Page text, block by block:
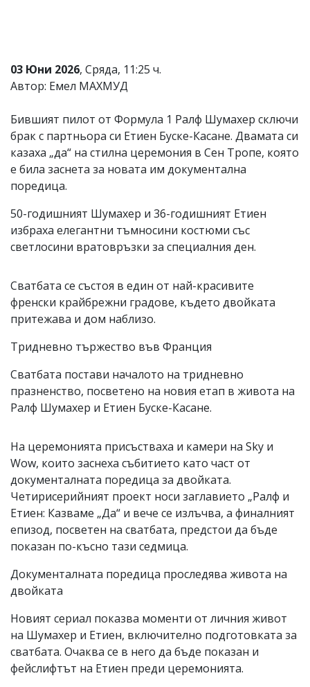
въвеждат
от
читателите
редакцията
не
носи
отговорност
за
тях!
Ако
обиден
за
коментар,
ни!
03 Юни 2026, Сряда, 11:25 ч.
Автор: Емел МАХМУД
Бившият пилот от Формула 1 Ралф Шумахер сключи
брак с партньора си Етиен Буске-Касане. Двамата си
казаха „да“ на стилна церемония в Сен Тропе, която
е била заснета за новата им документална
поредица.
50-годишният Шумахер и 36-годишният Етиен
избраха елегантни тъмносини костюми със
светлосини вратовръзки за специалния ден.
Сватбата се състоя в един от най-красивите
френски крайбрежни градове, където двойката
притежава и дом наблизо.
Тридневно тържество във Франция
Сватбата постави началото на тридневно
празненство, посветено на новия етап в живота на
Ралф Шумахер и Етиен Буске-Касане.
На церемонията присъстваха и камери на Sky и
Wow, които заснеха събитието като част от
документалната поредица за двойката.
Четирисерийният проект носи заглавието „Ралф и
Етиен: Казваме „Да“ и вече се излъчва, а финалният
епизод, посветен на сватбата, предстои да бъде
показан по-късно тази седмица.
Документалната поредица проследява живота на
двойката
Новият сериал показва моменти от личния живот
на Шумахер и Етиен, включително подготовката за
сватбата. Очаква се в него да бъде показан и
фейслифтът на Етиен преди церемонията.